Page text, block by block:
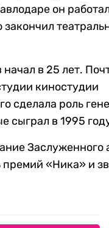
он
закончил
в 25 лет.
киностудии
сделала роль
сыграл в 1995
Заслуженного
«Ника» и